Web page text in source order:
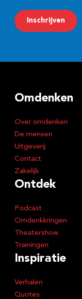
m
a
r
s
Inschrijven
Omdenken
Over omdenken
De mensen
Uitgeverij
Contact
Zakelijk
Ontdek
Podcast
Omdenkkringen
Theatershow
Trainingen
Inspiratie
Verhalen
Quotes